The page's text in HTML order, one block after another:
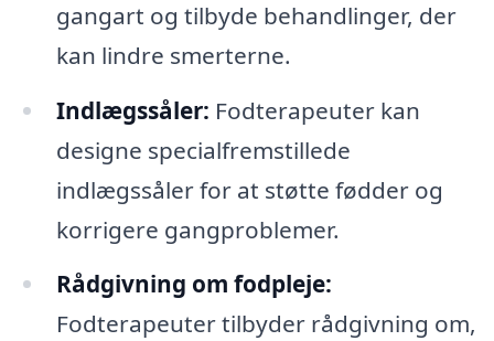
gangart og tilbyde behandlinger, der
kan lindre smerterne.
Indlægssåler: Fodterapeuter kan
designe specialfremstillede
indlægssåler for at støtte fødder og
korrigere gangproblemer.
Rådgivning om fodpleje:
Fodterapeuter tilbyder rådgivning om,